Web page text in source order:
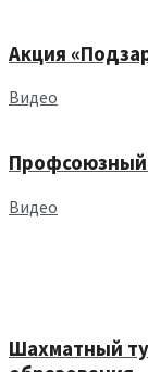
Акция
Видео
Профсоюзный
Видео
Шахматный